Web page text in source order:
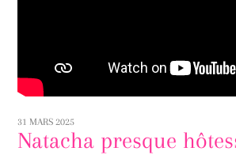
31 MARS 2025
Natacha presque